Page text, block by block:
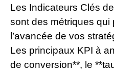
Les Indicateurs Clés
sont des métriques qui
l’avancée de vos
Les principaux KPI à
de conversion**, le